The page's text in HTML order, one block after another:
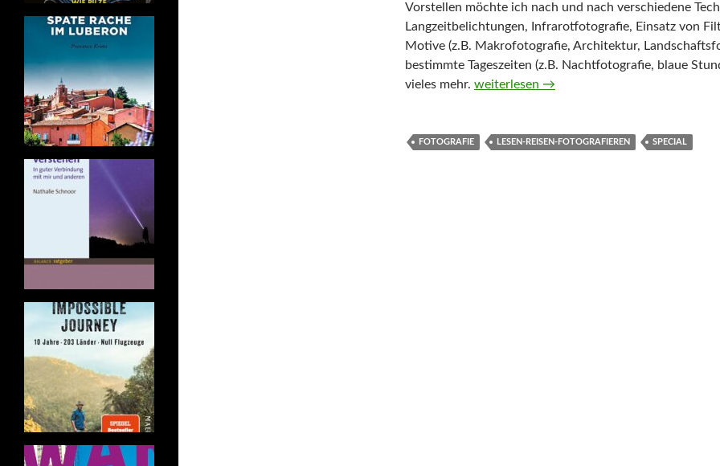
Vorstellen möchte ich nach und nach verschiedene
Langzeitbelichtungen, Infrarotfotografie, Einsatz von
Motive (z.B. Makrofotografie, Architektur,
bestimmte Tageszeiten (z.B. Nachtfotografie, blaue
vieles mehr. Fotografie-Special: Set the mood with
weiterlesen →
FOTOGRAFIE LESEN-REISEN-FOTOGRAFIEREN SPECIAL